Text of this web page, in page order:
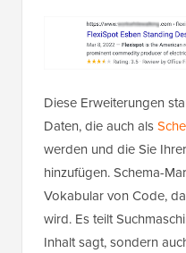
Diese Erweiterungen
Daten, die auch als
werden und die Sie
hinzufügen. Schema-
Vokabular von Code,
wird. Es teilt
Inhalt sagt, sondern